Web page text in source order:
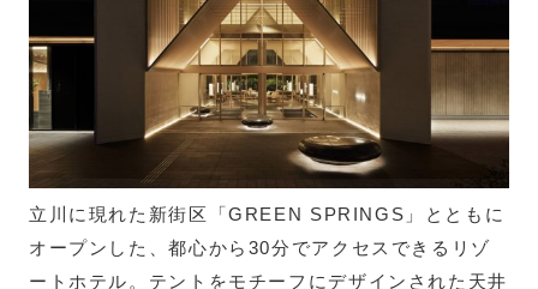
立川に現れた新街区「GREEN SPRINGS」とともに
オープンした、都心から30分でアクセスできるリゾ
ートホテル。テントをモチーフにデザインされた天井